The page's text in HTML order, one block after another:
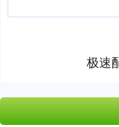
极速